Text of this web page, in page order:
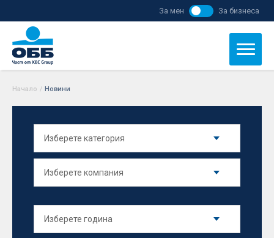
За мен За бизнеса
Начало / Новини